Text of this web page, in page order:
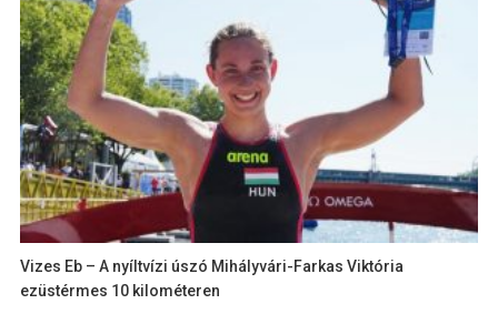
Vizes Eb – A nyíltvízi úszó Mihályvári-Farkas Viktória
ezüstérmes 10 kilométeren